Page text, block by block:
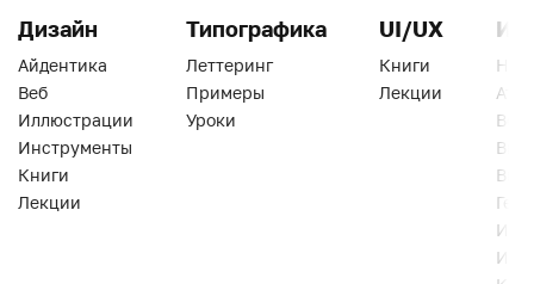
Дизайн
Айдентика
Веб
Иллюстрации
Инструменты
Книги
Лекции
Типографика
Леттеринг
Примеры
Уроки
UI/UX
Книги
Лекции
Веб